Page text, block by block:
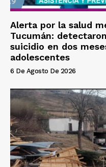
Alerta por la salud
Tucumán:
suicidio en dos
adolescentes
6 De Agosto De 2026